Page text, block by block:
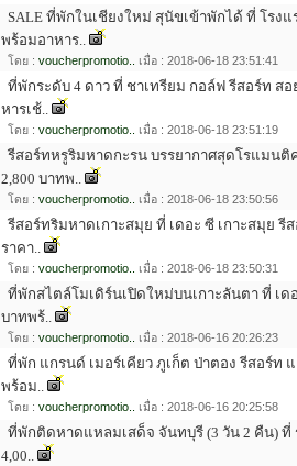
SALE ที่พักในเชียงใหม่ สุนัขเข้าพักได้ ที่ โรงแ
พร้อมอาหาร..
โดย : voucherpromotio.. เมื่อ : 2018-06-18 23:51:41
ที่พักระดับ 4 ดาว ที่ ชาเทรียม กอล์ฟ รีสอร์ท สอ
หารเช้..
โดย : voucherpromotio.. เมื่อ : 2018-06-18 23:51:19
รีสอร์ทหรูริมหาดกะรน บรรยากาศสุดโรแมนติ
2,800 บาทพ..
โดย : voucherpromotio.. เมื่อ : 2018-06-18 23:50:56
รีสอร์ทริมหาดเกาะสมุย ที่ เดอะ ซี เกาะสมุย
ราคา..
โดย : voucherpromotio.. เมื่อ : 2018-06-18 23:50:31
ที่พักสไตล์โมเดิร์นเปิดใหม่บนเกาะลันตา ที่ เด
บาทพร้..
โดย : voucherpromotio.. เมื่อ : 2018-06-16 20:26:23
ที่พัก แกรนด์ เมอร์เคียว ภูเก็ต ป่าตอง รีสอร์ท
พร้อม..
โดย : voucherpromotio.. เมื่อ : 2018-06-16 20:25:58
ที่พักติดหาดแหลมเสด็จ จันทบุรี (3 วัน 2 คืน) ที่
4,00..